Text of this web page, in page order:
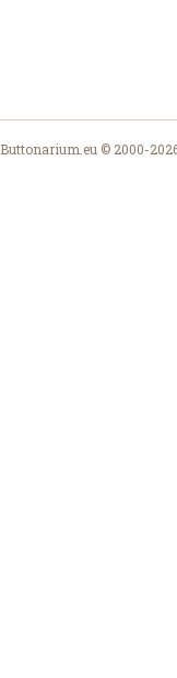
Buttonarium.eu © 2000-